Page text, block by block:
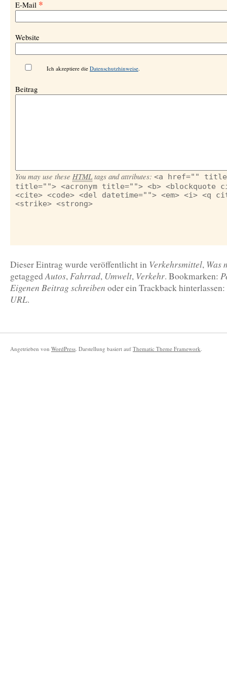
E-Mail *
Website
Ich akzeptiere die Datenschutzhinweise.
Beitrag
You may use these HTML tags and attributes: <a href=""
title=""> <acronym title=""> <b> <blockquote
<cite> <code> <del datetime=""> <em> <i> <q
<strike> <strong>
Dieser Eintrag wurde veröffentlicht in Verkehrsmittel, Was
getaggedAutos,Fahrrad, Umwelt, Verkehr. Bookmarken:
Eigenen Beitrag schreiben oder ein Trackback hinterlassen:
URL.
Angetrieben von WordPress. Darstellung basiert auf Thematic Theme Framework.